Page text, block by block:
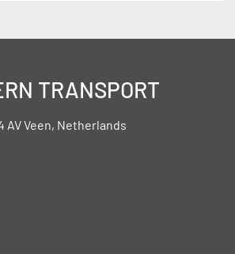
TRANSPORT
AV Veen, Netherlands